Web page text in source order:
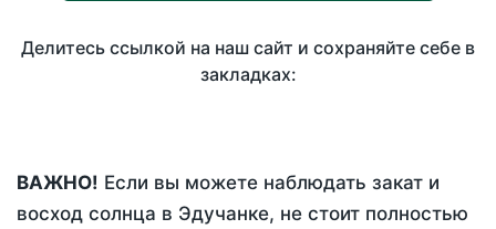
Делитесь ссылкой на наш сайт и сохраняйте себе в
закладках:
ВАЖНО! Если вы можете наблюдать закат и
восход солнца в Эдучанке, не стоит полностью